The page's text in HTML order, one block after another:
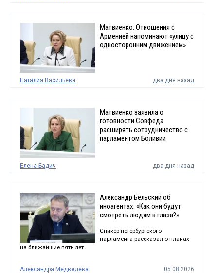
Матвиенко: Отношения с
Арменией напоминают «улицу с
односторонним движением»
Наталия Васильева два дня назад
Матвиенко заявила о
готовности Совфеда
расширять сотрудничество с
парламентом Боливии
Елена Бадич два дня назад
Александр Бельский об
иноагентах: «Как они будут
смотреть людям в глаза?»
Спикер петербургского
парламента рассказал о планах
на ближайшие пять лет
Александра Медведева 05.08.2026